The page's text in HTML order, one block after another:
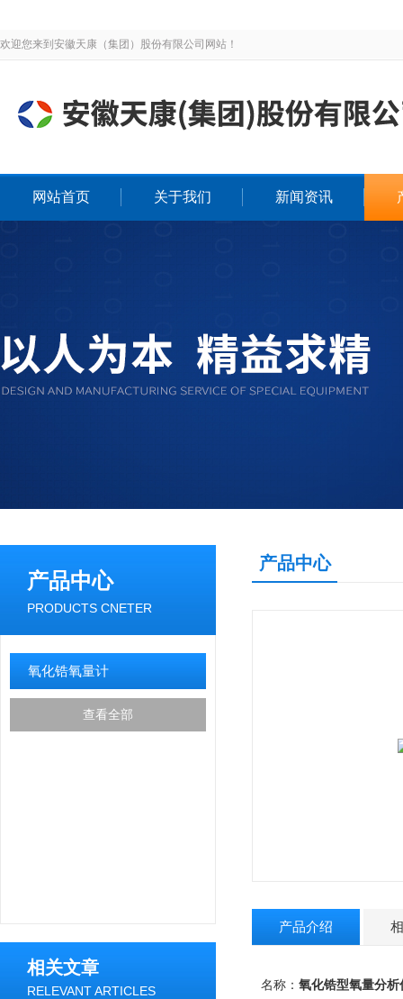
欢迎您来到安徽天康（集团）股份有限公司网站！
网站首页 关于我们 新闻资讯
产品中心
PRODUCTS CNETER
氧化锆氧量计
查看全部
相关文章
RELEVANT ARTICLES
产品中心
产品介绍
名称： 氧化锆型氧量分析